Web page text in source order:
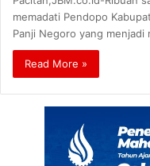
memadati Pendopo
Panji Negoro yang menjadi
Read More »